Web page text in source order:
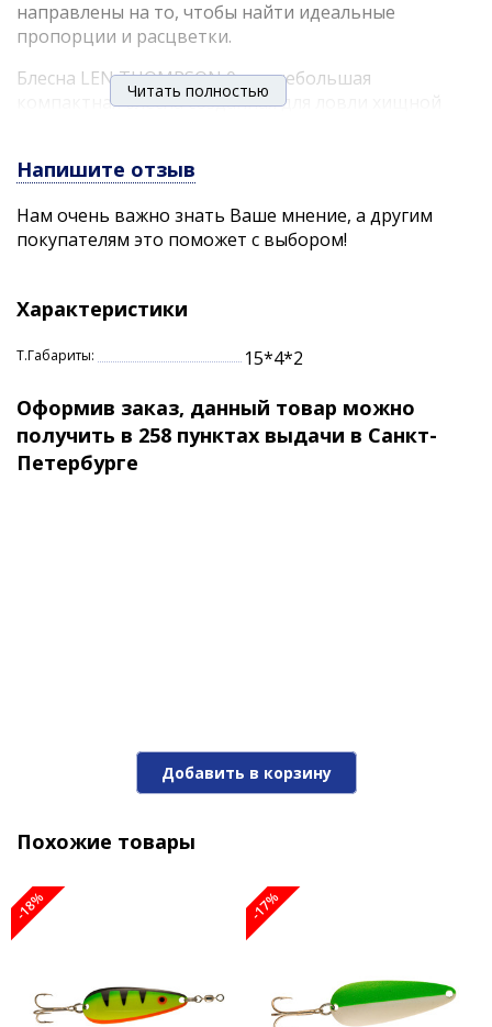
направлены на то, чтобы найти идеальные
пропорции и расцветки.
Блесна LEN THOMPSON 0 это небольшая
компактная блесна созданная для ловли хищной
любую хищную рыбу.
Дополнительная чеканка на теле блесны
преломляет свет и делает блесну более заметной в
крючки и фурнитура позволяют рыболову сделать
условиями ловли.
Характеристики:
длина: 6,35 см.
вес: 17,72 гр.
Читать полностью
Напишите отзыв
Нам очень важно знать Ваше мнение, а другим
покупателям это поможет с выбором!
Характеристики
Т.Габариты: 15*4*2
Оформив заказ, данный товар можно
получить в 258 пунктах выдачи в Санкт-
Петербурге
Добавить в корзину
Похожие товары
-18% -17%